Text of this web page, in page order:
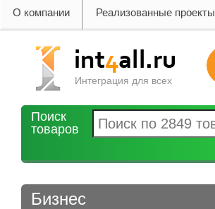
О компании Реализованные проекты
Интеграция для всех
Поиск
товаров
Бизнес